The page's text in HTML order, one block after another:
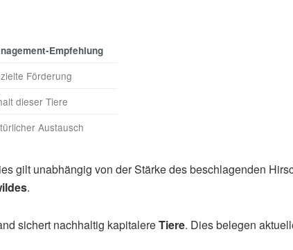
Empfehlung
Förderung
dieser Tiere
Austausch
gilt unabhängig von der Stärke des beschlagenden
.
sichert nachhaltig kapitalereTiere. Dies belegen